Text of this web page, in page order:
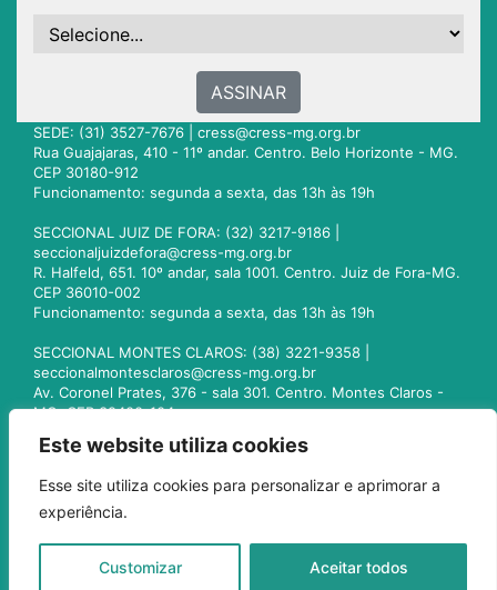
Este website utiliza cookies
Esse site utiliza cookies para personalizar e aprimorar a
experiência.
Customizar Aceitar todos
ASSINAR
SEDE: (31) 3527-7676 | cress@cress-mg.org.br
Rua Guajajaras, 410 - 11º andar. Centro. Belo Horizonte - MG.
CEP 30180-912
Funcionamento: segunda a sexta, das 13h às 19h
SECCIONAL JUIZ DE FORA: (32) 3217-9186 |
seccionaljuizdefora@cress-mg.org.br
R. Halfeld, 651. 10º andar, sala 1001. Centro. Juiz de Fora-MG.
CEP 36010-002
Funcionamento: segunda a sexta, das 13h às 19h
SECCIONAL MONTES CLAROS: (38) 3221-9358 |
seccionalmontesclaros@cress-mg.org.br
Av. Coronel Prates, 376 - sala 301. Centro. Montes Claros -
MG. CEP 39400-104
seccionaluberlandia@cress-mg.org.br
Av. Afonso Pena, 547 - sala 101. Uberlândia - MG. CEP